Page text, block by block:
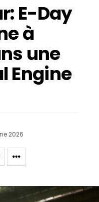
E-Day
à
une
Engine
2026